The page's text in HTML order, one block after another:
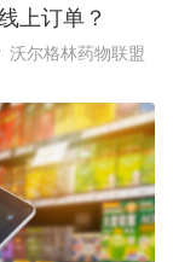
上订单？
沃尔格林药物联盟